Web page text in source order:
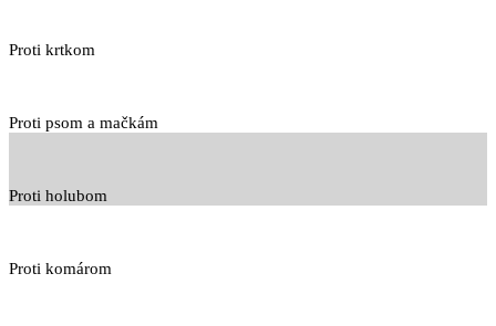
Proti krtkom
Proti psom a mačkám
Proti holubom
Proti komárom